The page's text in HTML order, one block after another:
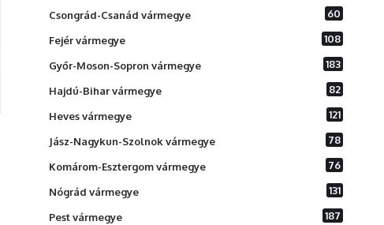
Csongrád-Csanád vármegye 60
Fejér vármegye 108
Győr-Moson-Sopron vármegye 183
Hajdú-Bihar vármegye 82
Heves vármegye 121
Jász-Nagykun-Szolnok vármegye 78
Komárom-Esztergom vármegye 76
Nógrád vármegye 131
Pest vármegye 187